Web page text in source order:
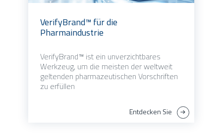
VerifyBrand™ für die
Pharmaindustrie
VerifyBrand™ ist ein unverzichtbares
Werkzeug, um die meisten der weltweit
geltenden pharmazeutischen Vorschriften
zu erfüllen
Entdecken Sie